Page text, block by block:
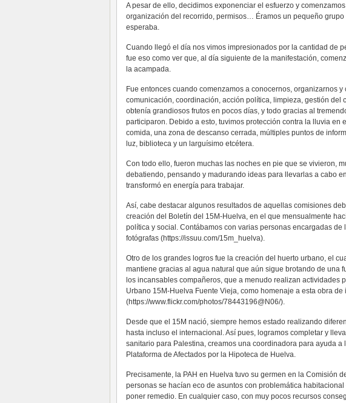
A pesar de ello, decidimos exponenciar el esfuerzo y
organización del recorrido, permisos… Éramos un pequeño
esperaba.
Cuando llegó el día nos vimos impresionados por la cantidad de
fue eso como ver que, al día siguiente de la manifestación,
la acampada.
Fue entonces cuando comenzamos a conocernos, organizarnos
comunicación, coordinación, acción política, limpieza, gestión
obtenía grandiosos frutos en pocos días, y todo gracias al
participaron. Debido a esto, tuvimos protección contra la lluvia en
comida, una zona de descanso cerrada, múltiples puntos de
luz, biblioteca y un larguísimo etcétera.
Con todo ello, fueron muchas las noches en pie que se vivieron,
debatiendo, pensando y madurando ideas para llevarlas a cabo
transformó en energía para trabajar.
Así, cabe destacar algunos resultados de aquellas comisiones
creación del Boletín del 15M-Huelva, en el que mensualmente
política y social. Contábamos con varias personas encargadas
fotógrafas (https://issuu.com/15m_huelva).
Otro de los grandes logros fue la creación del huerto urbano, el
mantiene gracias al agua natural que aún sigue brotando de una
los incansables compañeros, que a menudo realizan actividades
Urbano 15M-Huelva Fuente Vieja, como homenaje a esta obra
(https://www.flickr.com/photos/78443196@N06/).
Desde que el 15M nació, siempre hemos estado realizando
hasta incluso el internacional. Así pues, logramos completar y
sanitario para Palestina, creamos una coordinadora para ayuda
Plataforma de Afectados por la Hipoteca de Huelva.
Precisamente, la PAH en Huelva tuvo su germen en la Comisión
personas se hacían eco de asuntos con problemática
poner remedio. En cualquier caso, con muy pocos recursos